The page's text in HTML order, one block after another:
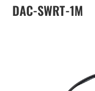
DAC-SWRT-1M